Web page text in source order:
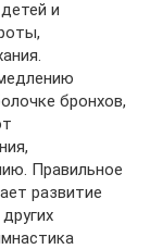
и
бронхов,
Правильное
развитие